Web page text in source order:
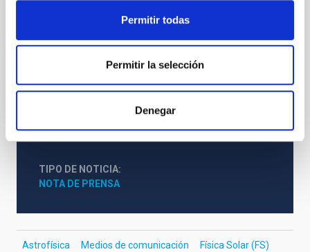
Permitir todas
Permitir la selección
Denegar
correcciones de abundancia pueden ser positivas o
Fecha de publicación 01/01/2010
TIPO DE NOTICIA
NOTA DE PRENSA
Astrofísica Medios de comunicación
Física Solar (FS)